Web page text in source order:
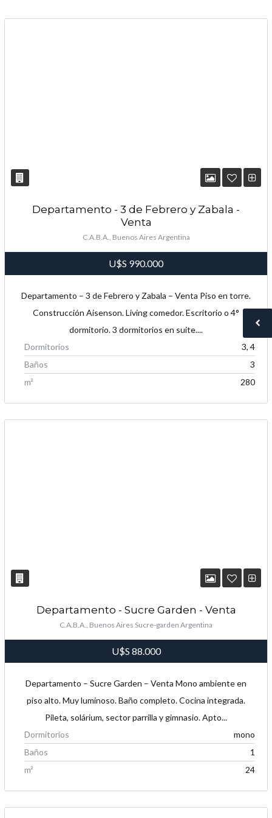
LOGIN
Departamento - 3 de Febrero y Zabala -
Venta
C.A.B.A., Buenos Aires Argentina
U$S 990.000
Departamento – 3 de Febrero y Zabala – Venta Piso en torre.
Construcción Aisenson. Living comedor. Escritorio o 4°
dormitorio. 3 dormitorios en suite....
Dormitorios
3, 4
Baños
3
m²
280
Departamento - Sucre Garden - Venta
C.A.B.A., Buenos Aires Sucre-garden Argentina
U$S 88.000
Departamento – Sucre Garden – Venta Mono ambiente en
piso alto. Muy luminoso. Baño completo. Cocina integrada.
Pileta, solárium, sector parrilla y gimnasio. Apto...
Dormitorios
mono
Baños
1
m²
24